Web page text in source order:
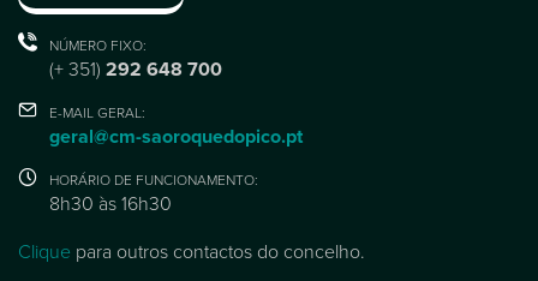
NÚMERO FIXO:
(+ 351) 292 648 700
E-MAIL GERAL:
geral@cm-saoroquedopico.pt
HORÁRIO DE FUNCIONAMENTO:
8h30 às 16h30
Clique para outros contactos do concelho.